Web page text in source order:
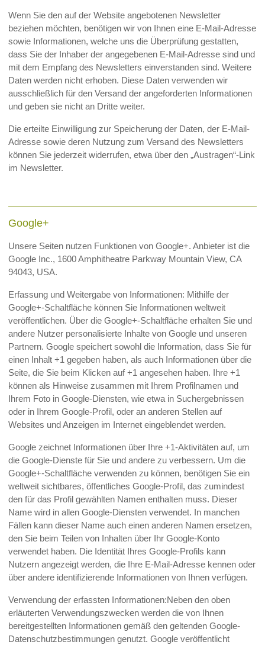
Wenn Sie den auf der Website angebotenen Newsletter
beziehen möchten, benötigen wir von Ihnen eine E-Mail-Adresse
sowie Informationen, welche uns die Überprüfung gestatten,
dass Sie der Inhaber der angegebenen E-Mail-Adresse sind und
mit dem Empfang des Newsletters einverstanden sind. Weitere
Daten werden nicht erhoben. Diese Daten verwenden wir
ausschließlich für den Versand der angeforderten Informationen
und geben sie nicht an Dritte weiter.
Die erteilte Einwilligung zur Speicherung der Daten, der E-Mail-
Adresse sowie deren Nutzung zum Versand des Newsletters
können Sie jederzeit widerrufen, etwa über den „Austragen“-Link
im Newsletter.
Google+
Unsere Seiten nutzen Funktionen von Google+. Anbieter ist die
Google Inc., 1600 Amphitheatre Parkway Mountain View, CA
94043, USA.
Erfassung und Weitergabe von Informationen: Mithilfe der
Google+-Schaltfläche können Sie Informationen weltweit
veröffentlichen. Über die Google+-Schaltfläche erhalten Sie und
andere Nutzer personalisierte Inhalte von Google und unseren
Partnern. Google speichert sowohl die Information, dass Sie für
einen Inhalt +1 gegeben haben, als auch Informationen über die
Seite, die Sie beim Klicken auf +1 angesehen haben. Ihre +1
können als Hinweise zusammen mit Ihrem Profilnamen und
Ihrem Foto in Google-Diensten, wie etwa in Suchergebnissen
oder in Ihrem Google-Profil, oder an anderen Stellen auf
Websites und Anzeigen im Internet eingeblendet werden.
Google zeichnet Informationen über Ihre +1-Aktivitäten auf, um
die Google-Dienste für Sie und andere zu verbessern. Um die
Google+-Schaltfläche verwenden zu können, benötigen Sie ein
weltweit sichtbares, öffentliches Google-Profil, das zumindest
den für das Profil gewählten Namen enthalten muss. Dieser
Name wird in allen Google-Diensten verwendet. In manchen
Fällen kann dieser Name auch einen anderen Namen ersetzen,
den Sie beim Teilen von Inhalten über Ihr Google-Konto
verwendet haben. Die Identität Ihres Google-Profils kann
Nutzern angezeigt werden, die Ihre E-Mail-Adresse kennen oder
über andere identifizierende Informationen von Ihnen verfügen.
Verwendung der erfassten Informationen:Neben den oben
erläuterten Verwendungszwecken werden die von Ihnen
bereitgestellten Informationen gemäß den geltenden Google-
Datenschutzbestimmungen genutzt. Google veröffentlicht